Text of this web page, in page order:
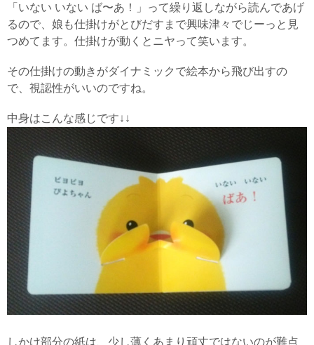
「いない いない ば〜あ！」って繰り返しながら読んであげ
るので、娘も仕掛けがとびだすまで興味津々でじーっと見
つめてます。仕掛けが動くとニヤって笑います。
その仕掛けの動きがダイナミックで絵本から飛び出すの
で、視認性がいいのですね。
中身はこんな感じです↓↓
しかけ部分の紙は、少し薄くあまり頑丈ではないのが難点